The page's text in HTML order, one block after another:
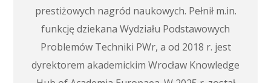
prestiżowych nagród naukowych. Pełnił m.in.
funkcję dziekana Wydziału Podstawowych
Problemów Techniki PWr, a od 2018 r. jest
dyrektorem akademickim Wrocław Knowledge